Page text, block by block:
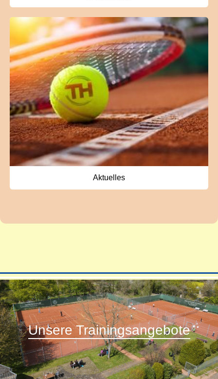
Aktuelles
Unsere Trainingsangebote